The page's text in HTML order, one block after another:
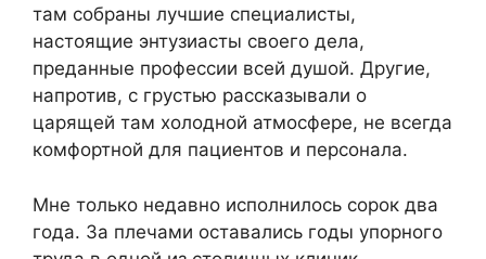
там собраны лучшие специалисты,
настоящие энтузиасты своего дела,
преданные профессии всей душой. Другие,
напротив, с грустью рассказывали о
царящей там холодной атмосфере, не всегда
комфортной для пациентов и персонала.
Мне только недавно исполнилось сорок два
года. За плечами оставались годы упорного